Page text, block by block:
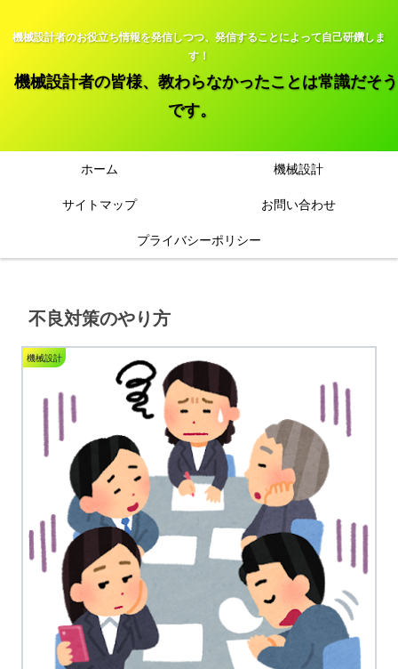
機械設計者のお役立ち情報を発信しつつ、発信することによって自己研鑽しま
す！
機械設計者の皆様、教わらなかったことは常識だそう
です。
ホーム 機械設計
サイトマップ お問い合わせ
プライバシーポリシー
不良対策のやり方
機械設計